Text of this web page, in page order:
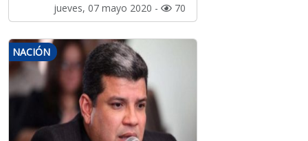
jueves, 07 mayo 2020 - 70
NACIÓN